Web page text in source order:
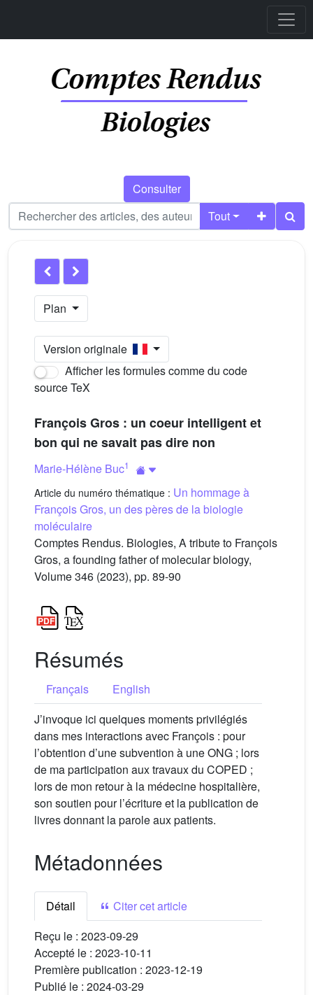
Consulter
Tout
Plan
Version originale
Afficher les formules comme du code
source TeX
François Gros : un coeur intelligent et
bon qui ne savait pas dire non
Marie-Hélène Buc1
Article du numéro thématique : Un hommage à
François Gros, un des pères de la biologie
moléculaire
Comptes Rendus. Biologies, A tribute to François
Gros, a founding father of molecular biology,
Volume 346 (2023), pp. 89-90
Résumés
Français
English
J’invoque ici quelques moments privilégiés
dans mes interactions avec François : pour
l’obtention d’une subvention à une ONG ; lors
de ma participation aux travaux du COPED ;
lors de mon retour à la médecine hospitalière,
son soutien pour l’écriture et la publication de
livres donnant la parole aux patients.
Métadonnées
Détail
Citer cet article
Reçu le : 2023-09-29
Accepté le : 2023-10-11
Première publication : 2023-12-19
Publié le : 2024-03-29